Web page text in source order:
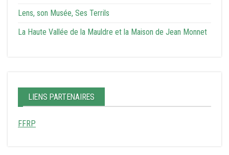
Lens, son Musée, Ses Terrils
La Haute Vallée de la Mauldre et la Maison de Jean Monnet
LIENS PARTENAIRES
FFRP